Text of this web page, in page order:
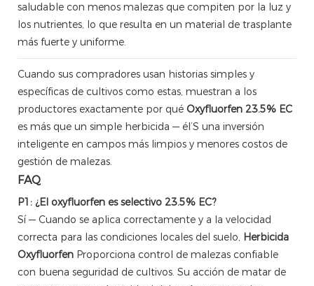
saludable con menos malezas que compiten por la luz y
los nutrientes, lo que resulta en un material de trasplante
más fuerte y uniforme.
Cuando sus compradores usan historias simples y
específicas de cultivos como estas, muestran a los
productores exactamente por qué Oxyfluorfen 23.5% EC
es más que un simple herbicida — él’S una inversión
inteligente en campos más limpios y menores costos de
gestión de malezas.
FAQ
P1: ¿El oxyfluorfen es selectivo 23.5% EC?
Sí — Cuando se aplica correctamente y a la velocidad
correcta para las condiciones locales del suelo, Herbicida
Oxyfluorfen Proporciona control de malezas confiable
con buena seguridad de cultivos. Su acción de matar de